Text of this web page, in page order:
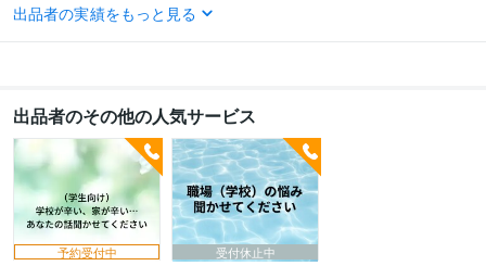
語学力
出品者の実績をもっと見る
出品者のその他の人気サービス
予約受付中
受付休止中